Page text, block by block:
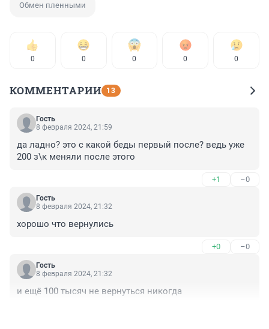
Обмен пленными
0 0 0 0 0
КОММЕНТАРИИ 13
Гость
8 февраля 2024, 21:59
да ладно? это с какой беды первый после? ведь уже
200 з\к меняли после этого
+1 –0
Гость
8 февраля 2024, 21:32
хорошо что вернулись
+0 –0
Гость
8 февраля 2024, 21:32
и ещё 100 тысяч не вернуться никогда